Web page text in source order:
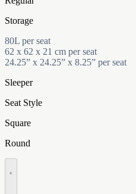
Storage
80L per seat
62 x 62 x 21 cm per seat
24.25” x 24.25” x 8.25” per seat
Sleeper
Seat Style
Square
Round
•